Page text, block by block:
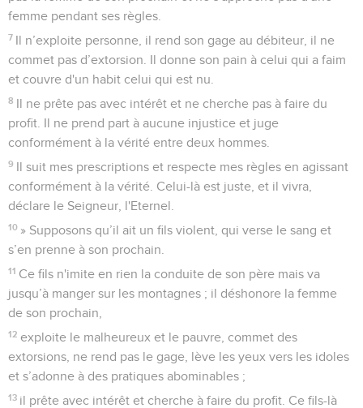
femme pendant ses règles.
7 Il n’exploite personne, il rend son gage au débiteur, il ne
commet pas d’extorsion. Il donne son pain à celui qui a faim
et couvre d'un habit celui qui est nu.
8 Il ne prête pas avec intérêt et ne cherche pas à faire du
profit. Il ne prend part à aucune injustice et juge
conformément à la vérité entre deux hommes.
9 Il suit mes prescriptions et respecte mes règles en agissant
conformément à la vérité. Celui-là est juste, et il vivra,
déclare le Seigneur, l'Eternel.
10 » Supposons qu’il ait un fils violent, qui verse le sang et
s’en prenne à son prochain.
11 Ce fils n'imite en rien la conduite de son père mais va
jusqu’à manger sur les montagnes ; il déshonore la femme
de son prochain,
12 exploite le malheureux et le pauvre, commet des
extorsions, ne rend pas le gage, lève les yeux vers les idoles
et s’adonne à des pratiques abominables ;
13 il prête avec intérêt et cherche à faire du profit. Ce fils-là